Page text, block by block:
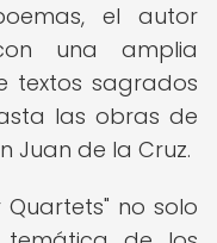
el autor
una amplia
textos sagrados
las obras de
Juan de la Cruz.
no solo